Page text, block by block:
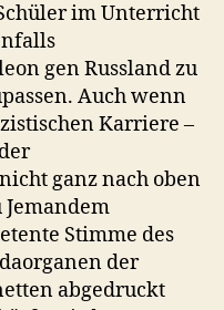
im Unterricht
gen Russland zu
Auch wenn
Karriere –
ganz nach oben
Jemandem
Stimme des
der
abgedruckt